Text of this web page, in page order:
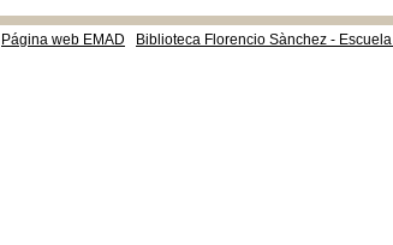
Página web EMAD Biblioteca Florencio Sànchez -